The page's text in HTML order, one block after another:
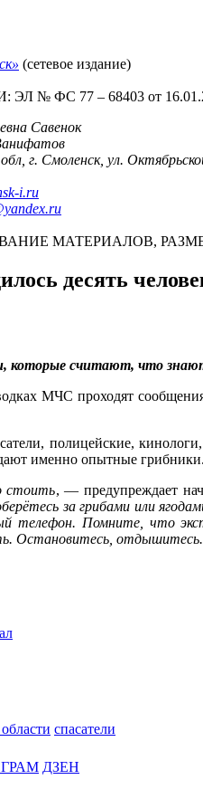
(сетевое издание)
ЭЛ № ФС 77 – 68403 от
Савенок
г. Смоленск, ул.
i.ru
МАТЕРИАЛОВ,
десять
считают, что знают
МЧС проходят
полицейские,
именно опытные
стоить, — предупреждает
за грибами или
телефон. Помните, что
Остановитесь,
спасатели
ДЗЕН